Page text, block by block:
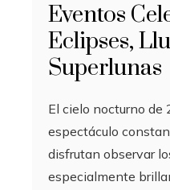
Eventos
Eclipses,
Superlunas
El cielo nocturno de
espectáculo
disfrutan observar
especialmente